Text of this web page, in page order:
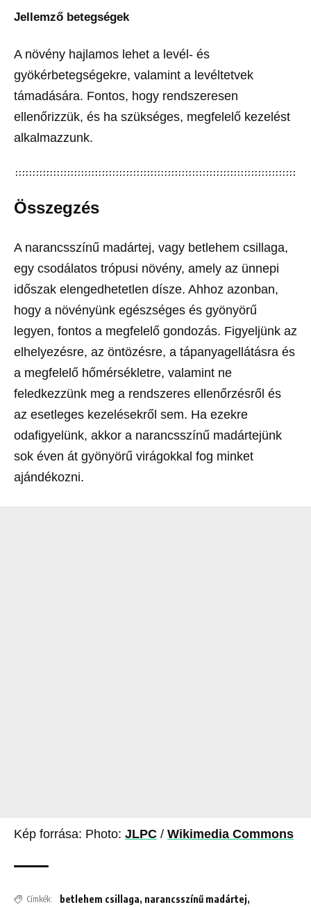
Jellemző betegségek
A növény hajlamos lehet a levél- és
gyökérbetegségekre, valamint a levéltetvek
támadására. Fontos, hogy rendszeresen
ellenőrizzük, és ha szükséges, megfelelő kezelést
alkalmazzunk.
Összegzés
A narancsszínű madártej, vagy betlehem csillaga,
egy csodálatos trópusi növény, amely az ünnepi
időszak elengedhetetlen dísze. Ahhoz azonban,
hogy a növényünk egészséges és gyönyörű
legyen, fontos a megfelelő gondozás. Figyeljünk az
elhelyezésre, az öntözésre, a tápanyagellátásra és
a megfelelő hőmérsékletre, valamint ne
feledkezzünk meg a rendszeres ellenőrzésről és
az esetleges kezelésekről sem. Ha ezekre
odafigyelünk, akkor a narancsszínű madártejünk
sok éven át gyönyörű virágokkal fog minket
ajándékozni.
Kép forrása: Photo: JLPC / Wikimedia Commons
Címkék: betlehem csillaga, narancsszínű madártej,